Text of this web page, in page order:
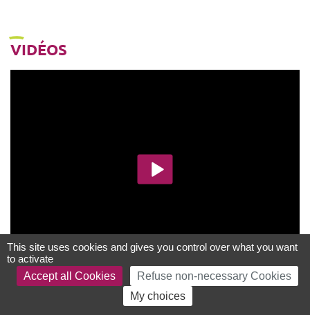
VIDÉOS
This site uses cookies and gives you control over what you want
to activate
Accept all Cookies
Refuse non-necessary Cookies
My choices